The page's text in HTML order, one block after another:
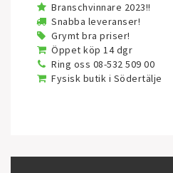
Branschvinnare 2023!!
Snabba leveranser!
Grymt bra priser!
Öppet köp 14 dgr
Ring oss 08-532 509 00
Fysisk butik i Södertälje